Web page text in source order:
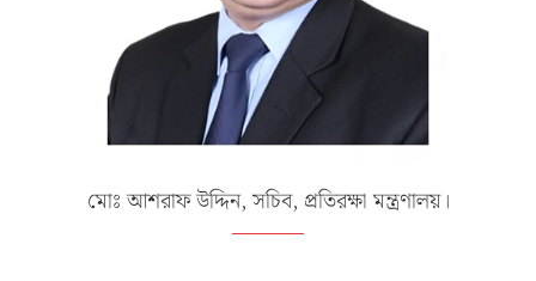
মোঃ আশরাফ উদ্দিন, সচিব, প্রতিরক্ষা মন্ত্রণালয়।